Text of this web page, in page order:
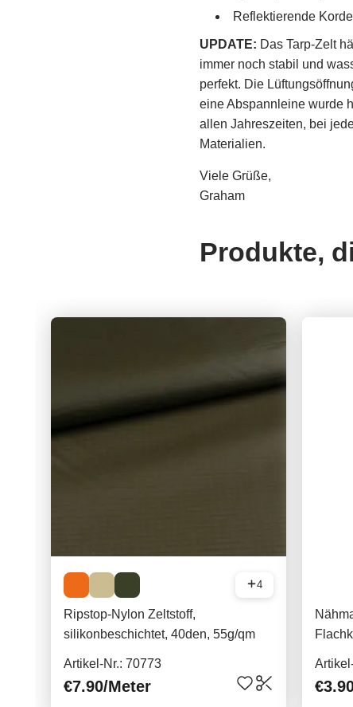
Reflektierende
UPDATE: Das Tarp-Zelt
immer noch stabil und
perfekt. Die
eine Abspannleine wurde
allen Jahreszeiten, bei
Materialien.
Viele Grüße,
Graham
Produkte,
4
Ripstop-Nylon Zeltstoff,
silikonbeschichtet, 40den, 55g/qm
Artikel-Nr.: 70773
€7.90/Meter